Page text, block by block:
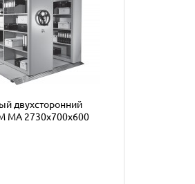
двухсторонний
МА 2730х700х600